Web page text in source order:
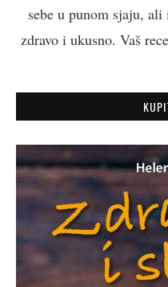
sebe u punom sjaju,
zdravo i ukusno. Vaš